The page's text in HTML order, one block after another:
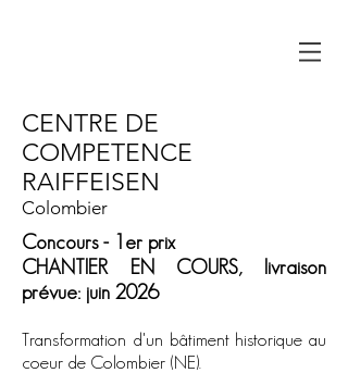
CENTRE DE
COMPETENCE
RAIFFEISEN
Colombier
Concours - 1er prix
CHANTIER EN COURS, livraison
prévue: juin 2026
Transformation d'un bâtiment historique au
coeur de Colombier (NE).